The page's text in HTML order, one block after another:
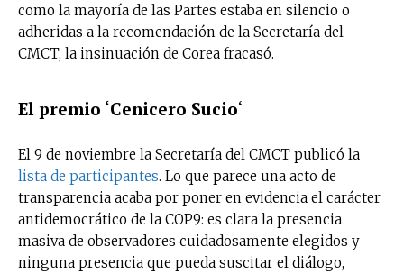
como la mayoría de las Partes estaba en silencio o
adheridas a la recomendación de la Secretaría del
CMCT, la insinuación de Corea fracasó.
El premio ‘Cenicero Sucio‘
El 9 de noviembre la Secretaría del CMCT publicó la
lista de participantes. Lo que parece una acto de
transparencia acaba por poner en evidencia el carácter
antidemocrático de la COP9: es clara la presencia
masiva de observadores cuidadosamente elegidos y
ninguna presencia que pueda suscitar el diálogo,